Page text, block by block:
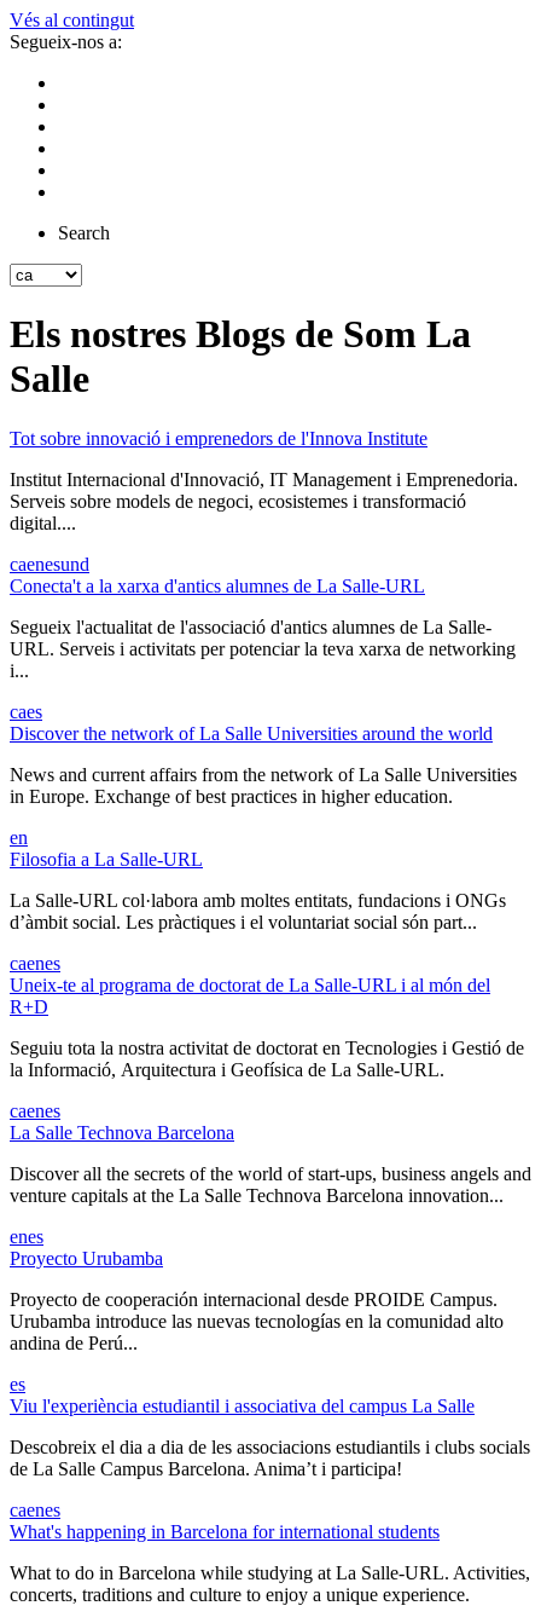
Vés al contingut
Segueix-nos a:
Search
Els nostres Blogs de Som La
Salle
Tot sobre innovació i emprenedors de l'Innova Institute
Institut Internacional d'Innovació, IT Management i Emprenedoria.
Serveis sobre models de negoci, ecosistemes i transformació
digital....
caenesund
Conecta't a la xarxa d'antics alumnes de La Salle-URL
Segueix l'actualitat de l'associació d'antics alumnes de La Salle-
URL. Serveis i activitats per potenciar la teva xarxa de networking
i...
caes
Discover the network of La Salle Universities around the world
News and current affairs from the network of La Salle Universities
in Europe. Exchange of best practices in higher education.
en
Filosofia a La Salle-URL
La Salle-URL col·labora amb moltes entitats, fundacions i ONGs
d’àmbit social. Les pràctiques i el voluntariat social són part...
caenes
Uneix-te al programa de doctorat de La Salle-URL i al món del
R+D
Seguiu tota la nostra activitat de doctorat en Tecnologies i Gestió de
la Informació, Arquitectura i Geofísica de La Salle-URL.
caenes
La Salle Technova Barcelona
Discover all the secrets of the world of start-ups, business angels and
venture capitals at the La Salle Technova Barcelona innovation...
enes
Proyecto Urubamba
Proyecto de cooperación internacional desde PROIDE Campus.
Urubamba introduce las nuevas tecnologías en la comunidad alto
andina de Perú...
es
Viu l'experiència estudiantil i associativa del campus La Salle
Descobreix el dia a dia de les associacions estudiantils i clubs socials
de La Salle Campus Barcelona. Anima’t i participa!
caenes
What's happening in Barcelona for international students
What to do in Barcelona while studying at La Salle-URL. Activities,
concerts, traditions and culture to enjoy a unique experience.